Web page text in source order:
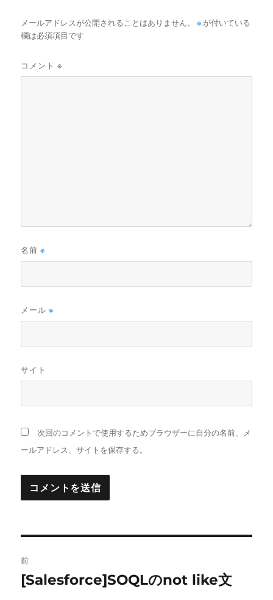
メールアドレスが公開されることはありません。 ※ が付いている
欄は必須項目です
コメント※
名前※
メール※
サイト
次回のコメントで使用するためブラウザーに自分の名前、メ
ールアドレス、サイトを保存する。
稿
前
前
[Salesforce]SOQLのnot like文